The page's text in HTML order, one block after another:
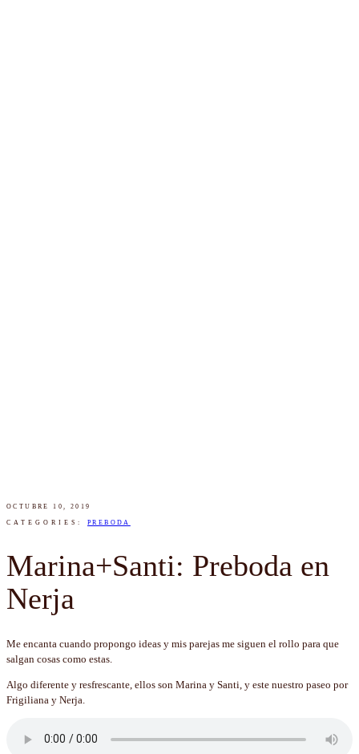
OCTUBRE 10, 2019
CATEGORIES: PREBODA
Marina+Santi: Preboda en
Nerja
Me encanta cuando propongo ideas y mis parejas me siguen el rollo para que
salgan cosas como estas.
Algo diferente y resfrescante, ellos son Marina y Santi, y este nuestro paseo por
Frigiliana y Nerja.